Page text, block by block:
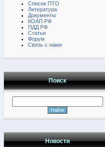
Список ПТО
Литература
Документы
КОАП РФ
ПДД РФ
Статьи
Форум
Связь с нами
Поиск
Новости